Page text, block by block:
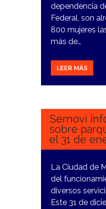
dependencia
Federal, son
800 mujeres
más de…
LEER MÁS
26
Semovi
sobre
el 31 de
La Ciudad de
del
diversos
Este 31 de